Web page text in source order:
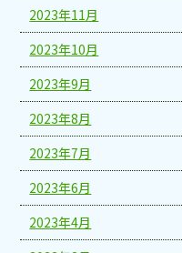
2023年11月
2023年10月
2023年9月
2023年8月
2023年7月
2023年6月
2023年4月